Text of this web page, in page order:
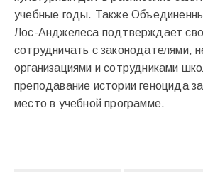
учебные годы. Также
Лос-Анджелеса подтверждает
сотрудничать с законодателями,
организациями и сотрудниками
преподавание истории геноцида
место в учебной программе.